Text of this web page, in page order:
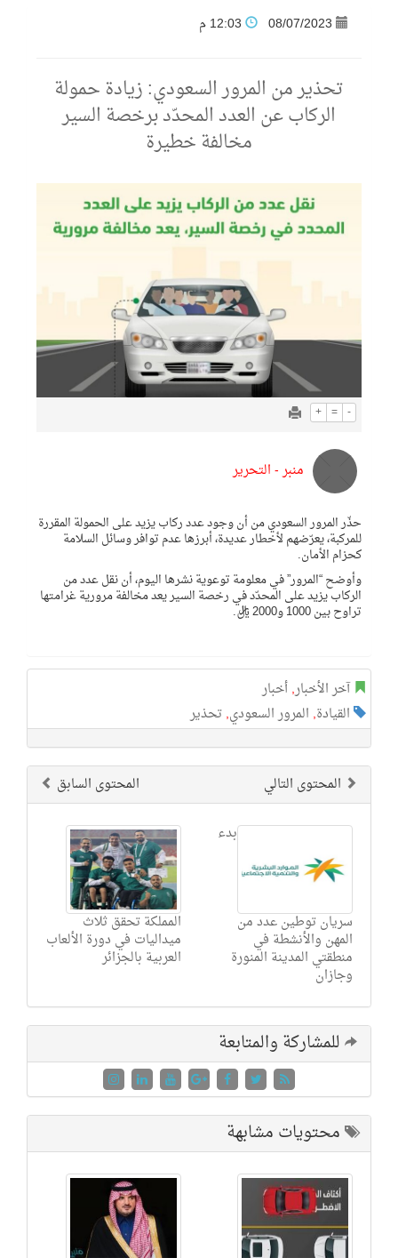
08/07/2023
تحذير من المرور السعودي: زيادة حمولة
الركاب عن العدد المحدّد برخصة السير
مخالفة خطيرة
+ = -
منبر - التحرير
حذّر المرور السعودي من أن وجود عدد ركاب يزيد على الحمولة المقررة
للمركبة، يعرّضهم لأخطار عديدة، أبرزها عدم توافر وسائل السلامة
كحزام الأمان.
وأوضح “المرور” في معلومة توعوية نشرها اليوم، أن نقل عدد من
الركاب يزيد على المحدّد في رخصة السير يعد مخالفة مرورية غرامتها
تراوح بين 1000 و2000 ريال.
آخر الأخبار,أخبار
القيادة, المرور السعودي,تحذير
المحتوى السابق المحتوى التالي
المملكة تحقق ثلاث
ميداليات في دورة الألعاب
العربية بالجزائر
بدء
سريان توطين عدد من
المهن والأنشطة في
منطقتي المدينة المنورة
وجازان
للمشاركة والمتابعة
محتويات مشابهة